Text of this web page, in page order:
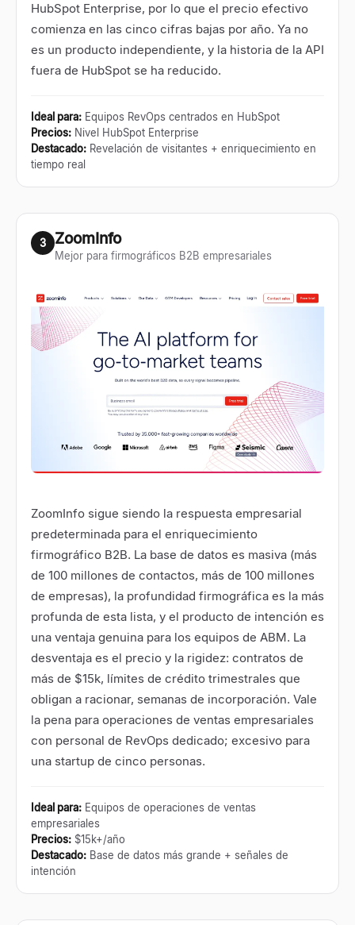
HubSpot Enterprise, por lo que el precio efectivo
comienza en las cinco cifras bajas por año. Ya no
es un producto independiente, y la historia de la API
fuera de HubSpot se ha reducido.
Ideal para: Equipos RevOps centrados en HubSpot
Precios: Nivel HubSpot Enterprise
Destacado: Revelación de visitantes + enriquecimiento en
tiempo real
3 ZoomInfo
Mejor para firmográficos B2B empresariales
ZoomInfo sigue siendo la respuesta empresarial
predeterminada para el enriquecimiento
firmográfico B2B. La base de datos es masiva (más
de 100 millones de contactos, más de 100 millones
de empresas), la profundidad firmográfica es la más
profunda de esta lista, y el producto de intención es
una ventaja genuina para los equipos de ABM. La
desventaja es el precio y la rigidez: contratos de
más de $15k, límites de crédito trimestrales que
obligan a racionar, semanas de incorporación. Vale
la pena para operaciones de ventas empresariales
con personal de RevOps dedicado; excesivo para
una startup de cinco personas.
Ideal para: Equipos de operaciones de ventas
empresariales
Precios: $15k+/año
Destacado: Base de datos más grande + señales de
intención